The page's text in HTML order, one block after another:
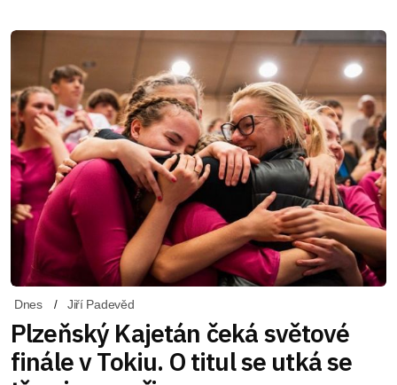
Dnes Jiří Padevěd
Plzeňský Kajetán čeká světové
finále v Tokiu. O titul se utká se